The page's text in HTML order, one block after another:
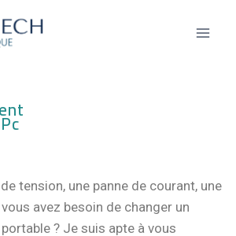
tension, une panne de courant, une
avez besoin de changer un
? Je suis apte à vous